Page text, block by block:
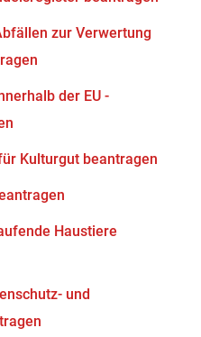
zur Verwertung
der EU -
Kulturgut beantragen
Haustiere
und